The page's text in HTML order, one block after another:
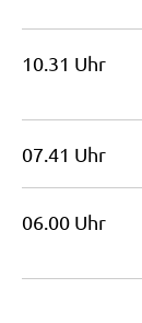
10.31 Uhr
07.41 Uhr
06.00 Uhr